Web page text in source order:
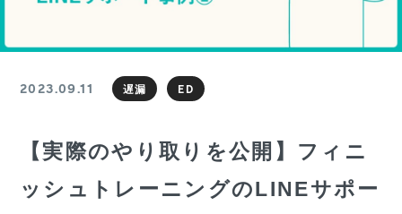
2023.09.11 遅漏 ED
【実際のやり取りを公開】フィニ
ッシュトレーニングのLINEサポー